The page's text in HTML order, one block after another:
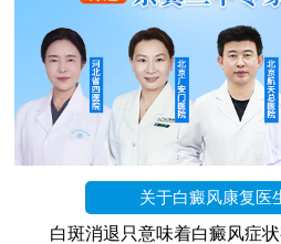
关于白癜风康复医
白斑消退只意味着白癜风症